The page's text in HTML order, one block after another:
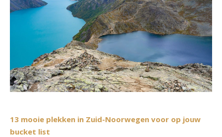
13 mooie plekken in Zuid-Noorwegen voor op jouw
bucket list